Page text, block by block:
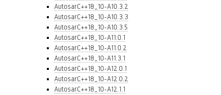
AutosarC++18_10-A10.3.2
AutosarC++18_10-A10.3.3
AutosarC++18_10-A10.3.5
AutosarC++18_10-A11.0.1
AutosarC++18_10-A11.0.2
AutosarC++18_10-A11.3.1
AutosarC++18_10-A12.0.1
AutosarC++18_10-A12.0.2
AutosarC++18_10-A12.1.1